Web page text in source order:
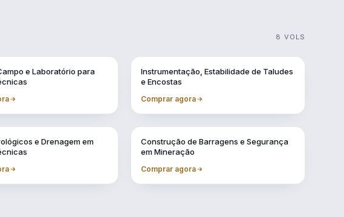
8 VOLS
e Laboratório para
Instrumentação, Estabilidade de Taludes
e Encostas
Comprar agora
e Drenagem em
Construção de Barragens e Segurança
em Mineração
Comprar agora